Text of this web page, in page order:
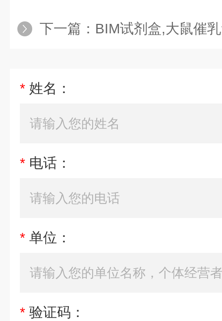
下一篇： BIM试剂盒,大鼠催乳素（
* 姓名：
* 电话：
* 单位：
* 验证码：